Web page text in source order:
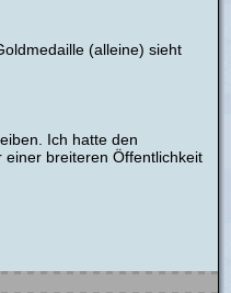
(alleine) sieht
Ich hatte den
breiteren Öffentlichkeit